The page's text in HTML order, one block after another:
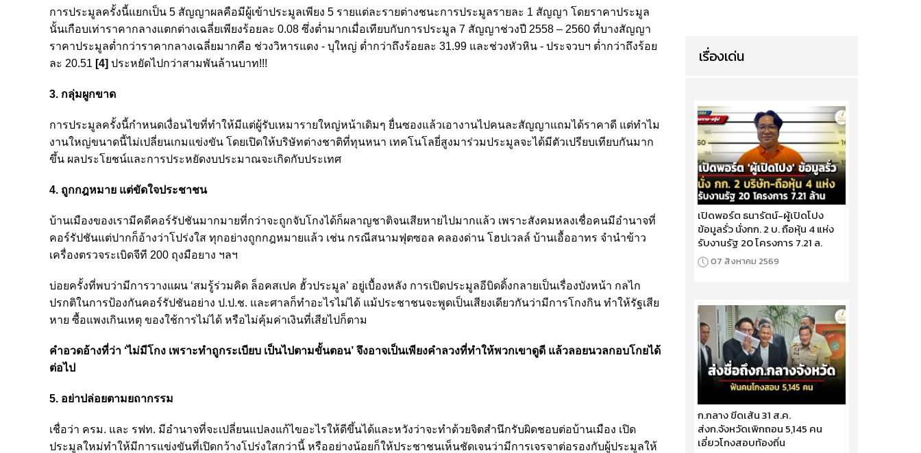
การประมูลครั้งนี้แยกเป็น 5 สัญญาผลคือมีผู้เข้าประมูลเพียง 5 รายแต่ละรายต่างชนะการประมูลรายละ 1 สัญญา โดยราคาประมูล
นั้นเกือบเท่าราคากลางแตกต่างเฉลี่ยเพียงร้อยละ 0.08 ซึ่งต่ำมากเมื่อเทียบกับการประมูล 7 สัญญาช่วงปี 2558 – 2560 ที่บางสัญญา
ราคาประมูลต่ำกว่าราคากลางเฉลี่ยมากคือ ช่วงวิหารแดง - บุใหญ่ ต่ำกว่าถึงร้อยละ 31.99 และช่วงหัวหิน - ประจวบฯ ต่ำกว่าถึงร้อย
ละ 20.51 [4] ประหยัดไปกว่าสามพันล้านบาท!!!
3. กลุ่มผูกขาด
การประมูลครั้งนี้กำหนดเงื่อนไขที่ทำให้มีแต่ผู้รับเหมารายใหญ่หน้าเดิมๆ ยื่นซองแล้วเอางานไปคนละสัญญาแถมได้ราคาดี แต่ทำไม
งานใหญ่ขนาดนี้ไม่เปลี่ยนเกมแข่งขัน โดยเปิดให้บริษัทต่างชาติที่ทุนหนา เทคโนโลยี่สูงมาร่วมประมูลจะได้มีตัวเปรียบเทียบกันมาก
ขึ้น ผลประโยชน์และการประหยัดงบประมาณจะเกิดกับประเทศ
4. ถูกกฎหมาย แต่ขัดใจประชาชน
บ้านเมืองของเรามีคดีคอร์รัปชันมากมายที่กว่าจะถูกจับโกงได้ก็ผลาญชาติจนเสียหายไปมากแล้ว เพราะสังคมหลงเชื่อคนมีอำนาจที่
คอร์รัปชันแต่ปากก็อ้างว่าโปร่งใส ทุกอย่างถูกกฎหมายแล้ว เช่น กรณีสนามฟุตซอล คลองด่าน โฮปเวลล์ บ้านเอื้ออาทร จำนำข้าว
เครื่องตรวจระเบิดจีที 200 ถุงมือยาง ฯลฯ
บ่อยครั้งที่พบว่ามีการวางแผน ‘สมรู้ร่วมคิด ล็อคสเปค ฮั้วประมูล’ อยู่เบื้องหลัง การเปิดประมูลอีบิดดิ้งกลายเป็นเรื่องบังหน้า กลไก
ปรกติในการป้องกันคอร์รัปชันอย่าง ป.ป.ช. และศาลก็ทำอะไรไม่ได้ แม้ประชาชนจะพูดเป็นเสียงเดียวกันว่ามีการโกงกิน ทำให้รัฐเสีย
หาย ซื้อแพงเกินเหตุ ของใช้การไม่ได้ หรือไม่คุ้มค่าเงินที่เสียไปก็ตาม
คำอวดอ้างที่ว่า ‘ไม่มีโกง เพราะทำถูกระเบียบ เป็นไปตามขั้นตอน’ จึงอาจเป็นเพียงคำลวงที่ทำให้พวกเขาดูดี แล้วลอยนวลกอบโกยได้
ต่อไป
5. อย่าปล่อยตามยถากรรม
เชื่อว่า ครม. และ รฟท. มีอำนาจที่จะเปลี่ยนแปลงแก้ไขอะไรให้ดีขึ้นได้และหวังว่าจะทำด้วยจิตสำนึกรับผิดชอบต่อบ้านเมือง เปิด
ประมูลใหม่ทำให้มีการแข่งขันที่เปิดกว้างโปร่งใสกว่านี้ หรืออย่างน้อยก็ให้ประชาชนเห็นชัดเจนว่ามีการเจรจาต่อรองกับผู้ประมูลให้
เรื่องเด่น
เปิดพอร์ต ธนารัตน์-ผู้เปิดโปง
ข้อมูลรั่ว นั่งกก. 2 บ. ถือหุ้น 4 แห่ง
รับงานรัฐ 20 โครงการ 7.21 ล.
07 สิงหาคม 2569
ก.กลาง ขีดเส้น 31 ส.ค.
ส่งก.จังหวัดเพิกถอน 5,145 คน
เอี่ยวโกงสอบท้องถิ่น